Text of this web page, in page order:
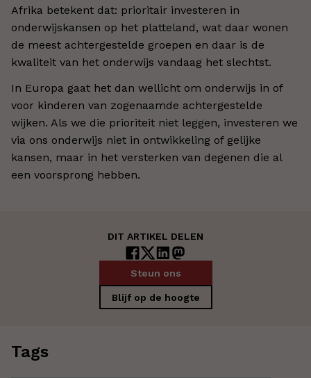
Afrika betekent dat: prioritair investeren in
onderwijskansen op het platteland, wat daar wonen
de meest achtergestelde groepen en daar is de
kwaliteit van het onderwijs vandaag het slechtst.
In Europa gaat het dan wellicht om onderwijs in of
voor kinderen van zogenaamde achtergestelde
wijken. Als we die prioriteit niet leggen, investeren we
via ons onderwijs niet in ontwikkeling of gelijke
kansen, maar in het versterken van degenen die al
een voorsprong hebben.
DIT ARTIKEL DELEN
Steun ons
Blijf op de hoogte
Tags